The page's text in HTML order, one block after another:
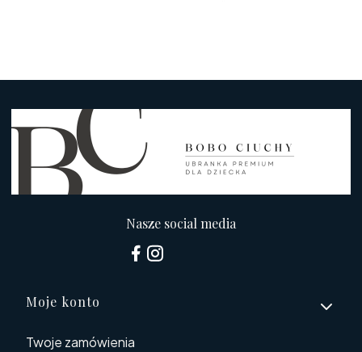
Nasze social media
Linki w stopce
Moje konto
Twoje zamówienia